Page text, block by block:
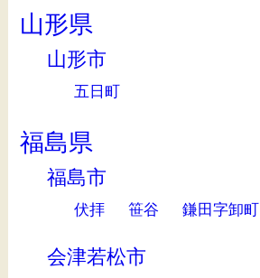
山形県
山形市
五日町
福島県
福島市
伏拝 笹谷 鎌田字卸町
会津若松市